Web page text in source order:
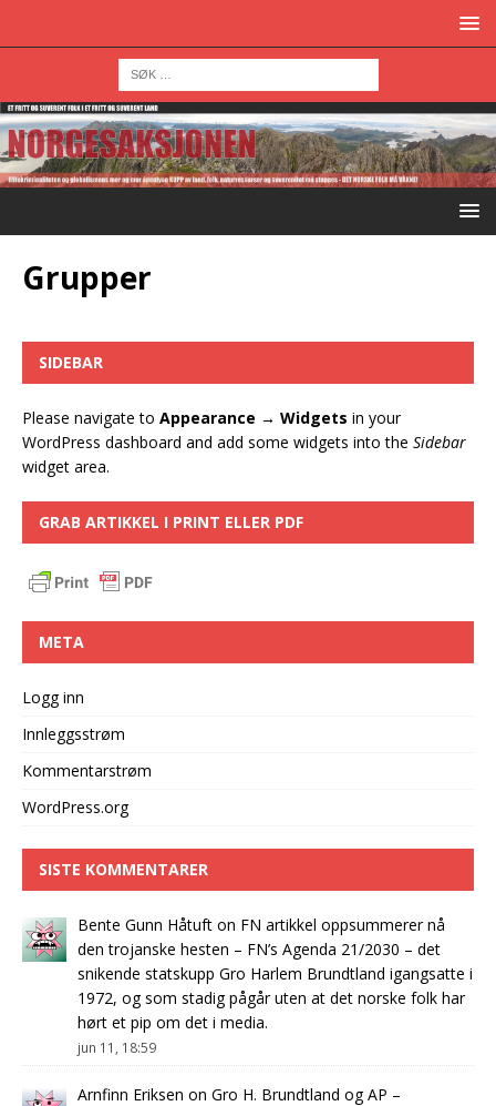
Grupper
SIDEBAR
Please navigate to Appearance → Widgets in your
WordPress dashboard and add some widgets into the Sidebar
widget area.
GRAB ARTIKKEL I PRINT ELLER PDF
META
Logg inn
Innleggsstrøm
Kommentarstrøm
WordPress.org
SISTE KOMMENTARER
Bente Gunn Håtuft on FN artikkel oppsummerer nå
den trojanske hesten – FN’s Agenda 21/2030 – det
snikende statskupp Gro Harlem Brundtland igangsatte i
1972, og som stadig pågår uten at det norske folk har
hørt et pip om det i media.
jun 11, 18:59
Arnfinn Eriksen on Gro H. Brundtland og AP –